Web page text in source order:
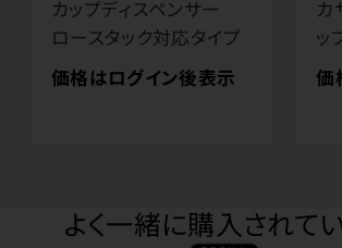
カップディスペンサー
ロースタック対応タイプ
価格はログイン後表示
カ
ッ
価
よく一緒に購入されて